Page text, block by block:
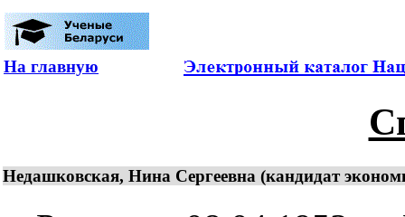
На главную
Недашковская, Нина Сергеевна (кандидат